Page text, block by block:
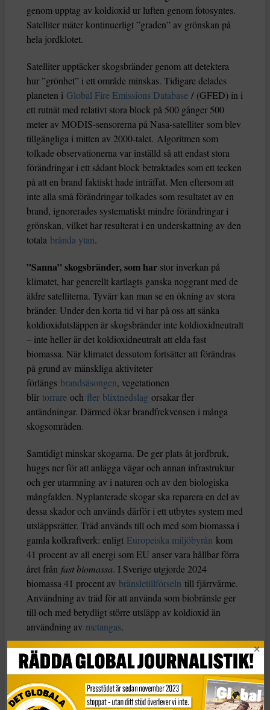
genom upptag av koldioxid ur luften genom fotosyntes.
Satelliter mäter kontinuerligt ”graden” av grönskan på
hela jordklotet.
Satelliter upptäcker skogsbränder genom att detektera
hur ”grönhet” i ett område minskas. Tidigare delades
planeten i Global Fire Emissions Database / (GFED) in i
ett rutnät med relativt stora block på 500 gånger 500
meter av MODIS-sensorerna på Nasa-satelliter som blev
tillgängliga i mitten av 2000-talet. Algoritmen som
tolkade observationerna var inställd så att endast stora
förändringar i ett sådant block betraktades som ett tecken
på att en brand faktiskt hade inträffat. Men eftersom att
inte alla små förändringar tolkades som resultatet av en
brand, ignorerades systematiskt mindre förändringar i
grönskan, vilket har resulterat i en underskattning av den
totala brända ytan.
”Sanna” skogsbränder, som har stor inverkan på
klimatet, har generellt kartlagts ganska noggrant med de
äldre satelliterna. Tyvärr kan man se en ökning av stora
bränder. Under den korta tid vi har på oss att sänka
koldioxidutsläppen är skogsbränder inte koldioxidneutralt
– inte heller är det koldioxidneutralt att elda fast
biomassa. När klimatet dessutom fortsätter att förändras
på grund av mänskliga aktiviteter
förlängs brandsäsongen, vegetationen
blir torrare och fler blixtnedslag orsakar fler
antändningar. Därmed ökar brandfrekvensen i många
skogsområden.
Samtidigt minskar skogarna. De ger plats åt jordbruk,
huggs ner för att anlägga vägar och annan infrastruktur
och ger utarmning av i naturen och av den biologiska
mångfalden. Nyplanterade skogar ska reparera en del av
dessa skador och används därför i ett utbytes system med
utsläppsrätter. Träd används till och med som biomassa i
gamla kolkraftverk: enligt Europeiska miljöbyrån kom
41 procent av all energi som EU anser vara hållbar förra
året från fast biomassa. I Sverige utgjorde 2024
biomassa 41 procent av bränsletillförseln till fjärrvärme.
Användning av träd för att använda som biobränsle ger
till och med betydligt större utsläpp av koldioxid än
användning av metangas.
Ny forskning som använder sigav mer detaljerade
satellitdata visar i enlångtidsstudiei ett samarbete av
flera universitet och Nasa att utsläppen av växthusgaser
och partiklar från skogs- och naturbränder är kraftigt